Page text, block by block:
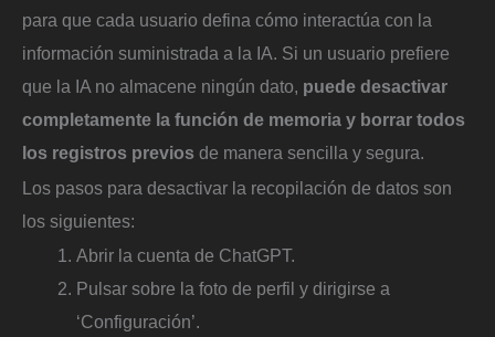
para que cada usuario defina cómo interactúa con la
información suministrada a la IA. Si un usuario prefiere
que la IA no almacene ningún dato, puede desactivar
completamente la función de memoria y borrar todos
los registros previos de manera sencilla y segura.
Los pasos para desactivar la recopilación de datos son
los siguientes:
Abrir la cuenta de ChatGPT.
Pulsar sobre la foto de perfil y dirigirse a
‘Configuración’.